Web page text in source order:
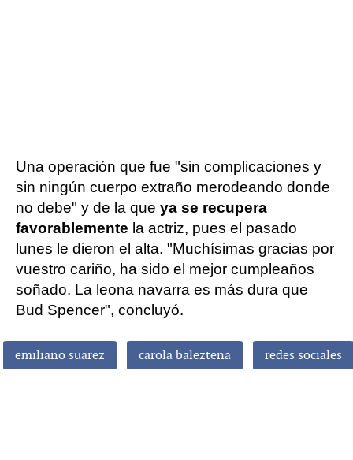
Una operación que fue "sin complicaciones y
sin ningún cuerpo extraño merodeando donde
no debe" y de la que ya se recupera
favorablemente la actriz, pues el pasado
lunes le dieron el alta. "Muchísimas gracias por
vuestro cariño, ha sido el mejor cumpleaños
soñado. La leona navarra es más dura que
Bud Spencer", concluyó.
emiliano suarez carola baleztena redes sociales